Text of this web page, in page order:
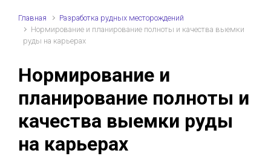
Главная
Разработка рудных месторождений
Нормирование и планирование полноты и качества выемки
руды на карьерах
Нормирование и
планирование полноты и
качества выемки руды
на карьерах